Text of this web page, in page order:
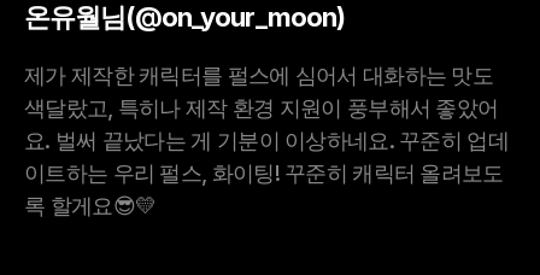
온유월님(@on_your_moon)
제가 제작한 캐릭터를 펄스에 심어서 대화하는 맛도
색달랐고, 특히나 제작 환경 지원이 풍부해서 좋았어
요. 벌써 끝났다는 게 기분이 이상하네요. 꾸준히 업데
이트하는 우리 펄스, 화이팅! 꾸준히 캐릭터 올려보도
록 할게요😎💛